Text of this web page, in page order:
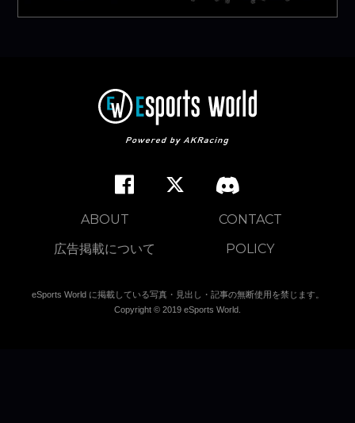
ABOUT
CONTACT
広告掲載について
POLICY
eSports World に掲載している写真・見出し・記事の無断使用を禁じます。
Copyright © 2019 eSports World.